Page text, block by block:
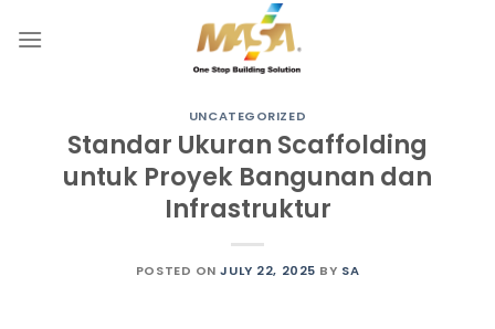
UNCATEGORIZED
Standar Ukuran Scaffolding
untuk Proyek Bangunan dan
Infrastruktur
POSTED ONJULY 22, 2025 BY SA